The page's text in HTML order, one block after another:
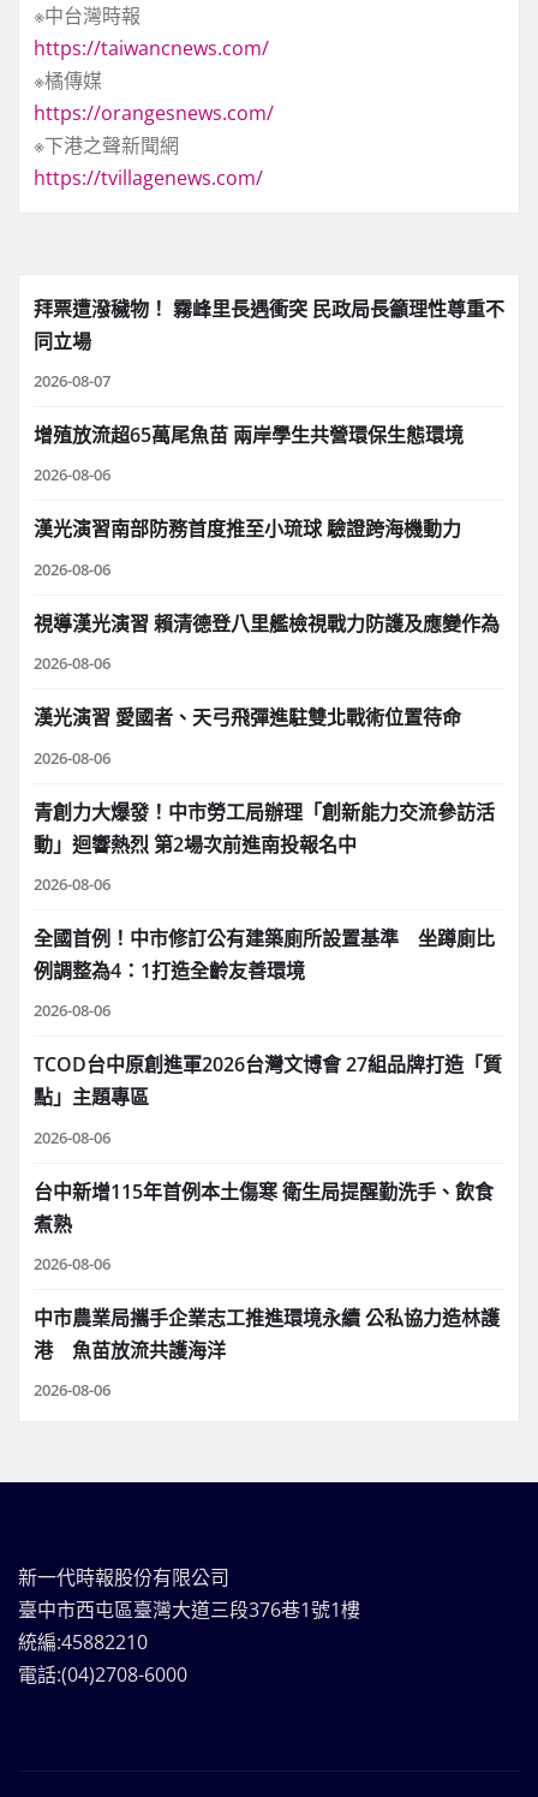
※中台灣時報
https://taiwancnews.com/
※橘傳媒
https://orangesnews.com/
※下港之聲新聞網
https://tvillagenews.com/
拜票遭潑穢物！ 霧峰里長遇衝突 民政局長籲理性尊重不
同立場
2026-08-07
增殖放流超65萬尾魚苗 兩岸學生共營環保生態環境
2026-08-06
漢光演習南部防務首度推至小琉球 驗證跨海機動力
2026-08-06
視導漢光演習 賴清德登八里艦檢視戰力防護及應變作為
2026-08-06
漢光演習 愛國者、天弓飛彈進駐雙北戰術位置待命
2026-08-06
青創力大爆發！中市勞工局辦理「創新能力交流參訪活
動」迴響熱烈 第2場次前進南投報名中
2026-08-06
全國首例！中市修訂公有建築廁所設置基準 坐蹲廁比
例調整為4：1打造全齡友善環境
2026-08-06
TCOD台中原創進軍2026台灣文博會 27組品牌打造「質
點」主題專區
2026-08-06
台中新增115年首例本土傷寒 衛生局提醒勤洗手、飲食
煮熟
2026-08-06
中市農業局攜手企業志工推進環境永續 公私協力造林護
港 魚苗放流共護海洋
2026-08-06
新一代時報股份有限公司
臺中市西屯區臺灣大道三段376巷1號1樓
統編:45882210
電話:(04)2708-6000